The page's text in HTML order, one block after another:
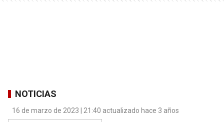
NOTICIAS
16 de marzo de 2023 | 21:40 actualizado hace 3 años